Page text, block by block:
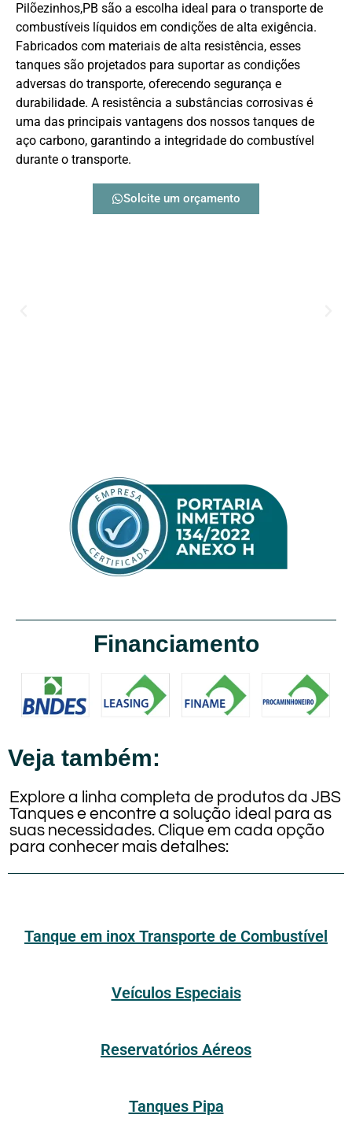
Pilõezinhos,PB são a escolha ideal para o transporte de
combustíveis líquidos em condições de alta exigência.
Fabricados com materiais de alta resistência, esses
tanques são projetados para suportar as condições
adversas do transporte, oferecendo segurança e
durabilidade. A resistência a substâncias corrosivas é
uma das principais vantagens dos nossos tanques de
aço carbono, garantindo a integridade do combustível
durante o transporte.
Solcite um orçamento
Financiamento
Veja também:
Explore a linha completa de produtos da JBS
Tanques e encontre a solução ideal para as
suas necessidades. Clique em cada opção
para conhecer mais detalhes:
Tanque em inox Transporte de Combustível
Veículos Especiais
Reservatórios Aéreos
Tanques Pipa